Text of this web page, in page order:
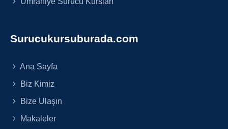
Surucukursuburada.com
Ana Sayfa
Biz Kimiz
Bize Ulaşın
Makaleler